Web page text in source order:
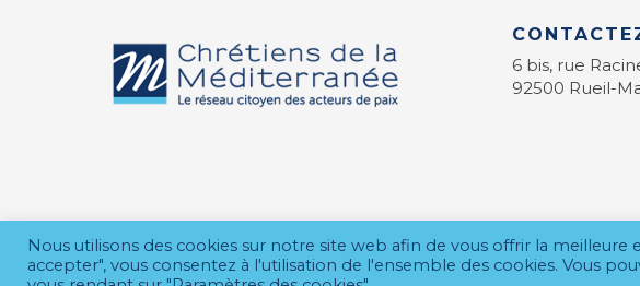
6 bis, rue
92500 Rueil-
© 2026 CDM
Nous utilisons des cookies sur notre site web afin de vous offrir la meilleure
accepter", vous consentez à l'utilisation de l'ensemble des cookies. Vous